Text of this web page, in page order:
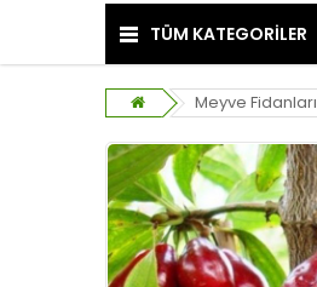
TÜM KATEGORİLER
Meyve Fidanları